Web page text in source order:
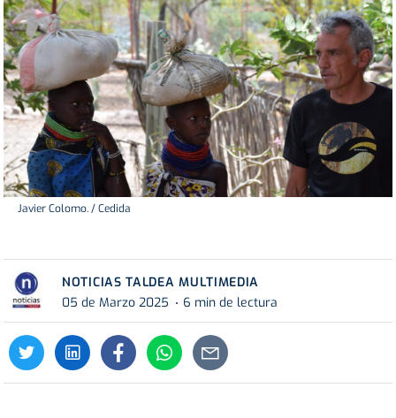
Javier Colomo. / Cedida
NOTICIAS TALDEA MULTIMEDIA
05 de Marzo 2025
6 min de lectura